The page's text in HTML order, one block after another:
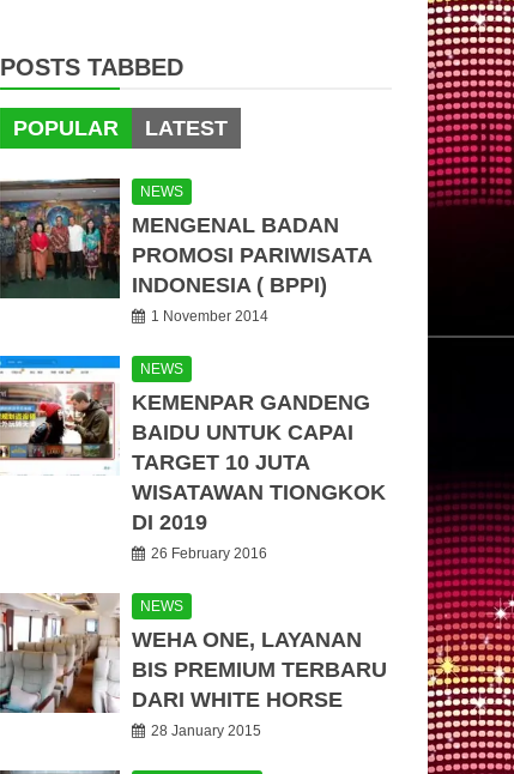
POSTS TABBED
POPULAR LATEST
NEWS
MENGENAL BADAN
PROMOSI PARIWISATA
INDONESIA ( BPPI)
1 November 2014
NEWS
KEMENPAR GANDENG
BAIDU UNTUK CAPAI
TARGET 10 JUTA
WISATAWAN TIONGKOK
DI 2019
26 February 2016
NEWS
WEHA ONE, LAYANAN
BIS PREMIUM TERBARU
DARI WHITE HORSE
28 January 2015